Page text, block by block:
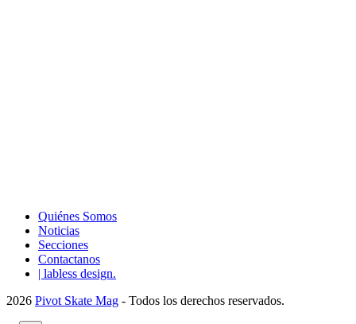
Quiénes Somos
Noticias
Secciones
Contactanos
| labless design.
2026 Pivot Skate Mag - Todos los derechos reservados.